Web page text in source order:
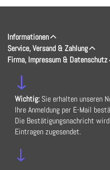
Informationen
Service, Versand & Zahlung
Firma, Impressum & Datenschutz
↓
Wichtig: Sie erhalten unseren
Ihre Anmeldung per E-Mail
Die Bestätigungsnachricht
Eintragen zugesendet.
↓